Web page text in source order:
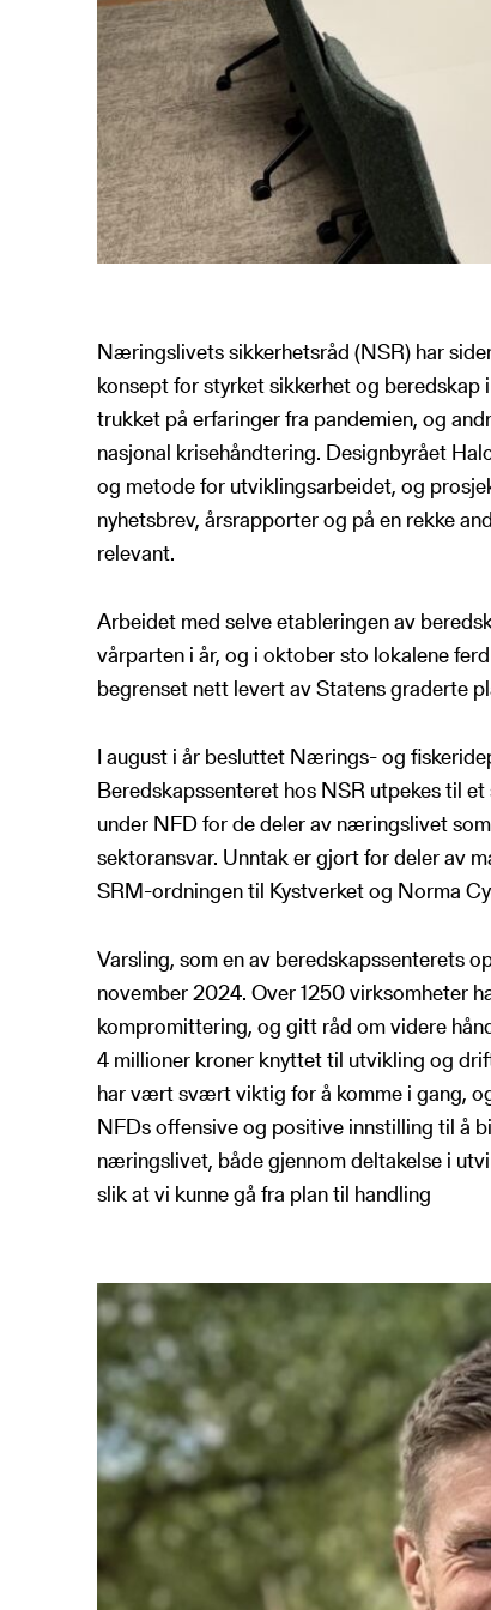
Næringslivets sikkerhetsråd (NSR) har
konsept for styrket sikkerhet og
trukket på erfaringer fra pandemien, og
nasjonal krisehåndtering. Designbyrået
og metode for utviklingsarbeidet, og
nyhetsbrev, årsrapporter og på en rekke
relevant.
Arbeidet med selve etableringen av
vårparten i år, og i oktober sto lokalene
begrenset nett levert av Statens graderte
I august i år besluttet Nærings- og
Beredskapssenteret hos NSR utpekes til
under NFD for de deler av næringslivet
sektoransvar. Unntak er gjort for deler av
SRM-ordningen til Kystverket og Norma
Varsling, som en av beredskapssenterets
november 2024. Over 1250 virksomheter
kompromittering, og gitt råd om videre
4 millioner kroner knyttet til utvikling og
har vært svært viktig for å komme i gang,
NFDs offensive og positive innstilling til å
næringslivet, både gjennom deltakelse i
slik at vi kunne gå fra plan til handling